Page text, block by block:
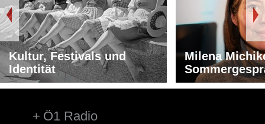
Kultur, Festivals und
Identität
Milena
Ö1 Radio